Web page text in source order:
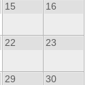
15 16
22 23
29 30